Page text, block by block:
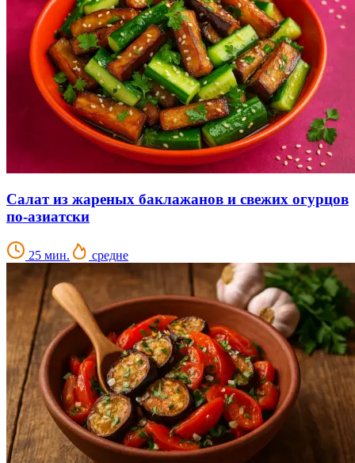
Салат из жареных баклажанов и свежих огурцов
по-азиатски
25 мин. средне